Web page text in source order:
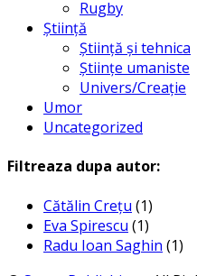
Rugby
Știință
Știință și tehnica
Științe umaniste
Univers/Creație
Umor
Uncategorized
Filtreaza dupa autor:
Cătălin Crețu (1)
Eva Spirescu (1)
Radu Ioan Saghin (1)